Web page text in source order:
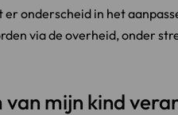
er onderscheid in het
via de overheid, onder
van mijn kind